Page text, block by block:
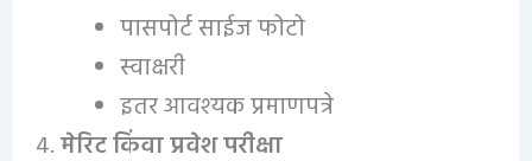
पासपोर्ट साईज फोटो
स्वाक्षरी
इतर आवश्यक प्रमाणपत्रे
मेरिट किंवा प्रवेश परीक्षा